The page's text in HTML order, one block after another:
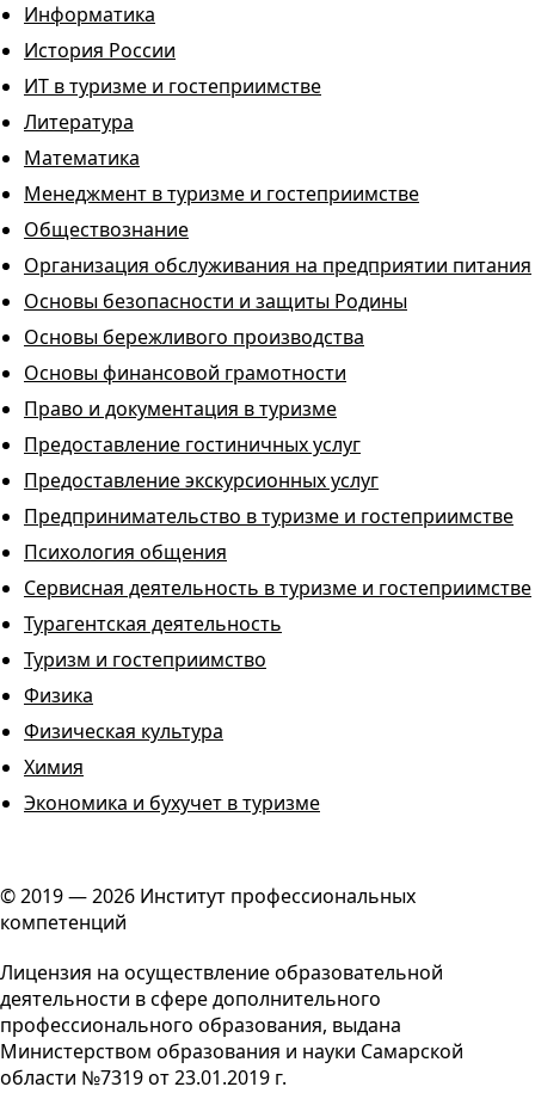
Информатика
История России
ИТ в туризме и гостеприимстве
Литература
Математика
Менеджмент в туризме и гостеприимстве
Обществознание
Организация обслуживания на предприятии питания
Основы безопасности и защиты Родины
Основы бережливого производства
Основы финансовой грамотности
Право и документация в туризме
Предоставление гостиничных услуг
Предоставление экскурсионных услуг
Предпринимательство в туризме и гостеприимстве
Психология общения
Сервисная деятельность в туризме и гостеприимстве
Турагентская деятельность
Туризм и гостеприимство
Физика
Физическая культура
Химия
Экономика и бухучет в туризме
© 2019 — 2026 Институт профессиональных
компетенций
Лицензия на осуществление образовательной
деятельности в сфере дополнительного
профессионального образования, выдана
Министерством образования и науки Самарской
области №7319 от 23.01.2019 г.